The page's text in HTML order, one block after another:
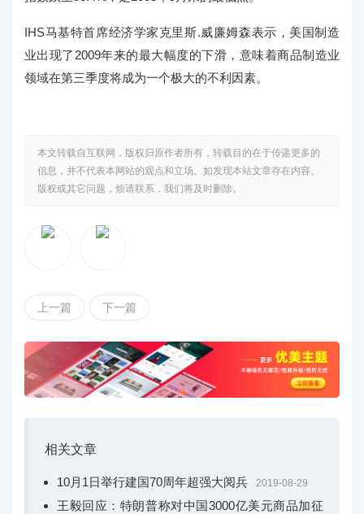
IHS马基特首席经济学家克里斯.威廉姆森表示，美国制造
业出现了2009年来的最大幅度的下滑，意味着商品制造业
领域在第三季度将成为一个极大的不利因素。
本文转载自互联网，版权归原作者所有，转载目的在于传递更多的
信息，并不代表本网站的观点和立场。如发现本站文章存在内容、
版权或其它问题，烦请联系，我们将及时删除。
上一篇 下一篇
相关文章
10月1日举行建国70周年超强大阅兵 2019-08-29
王毅回应：特朗普称对中国3000亿美元商品加征